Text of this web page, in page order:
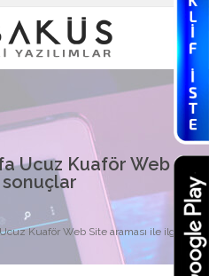
Ucuz Kuaför Web
Kuaför Web Site araması ile ilgili